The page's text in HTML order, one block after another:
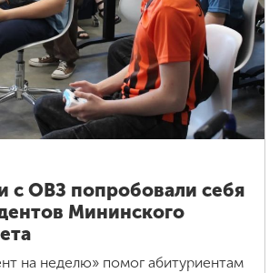
с ОВЗ попробовали себя
Мининского
на неделю» помог абитуриентам